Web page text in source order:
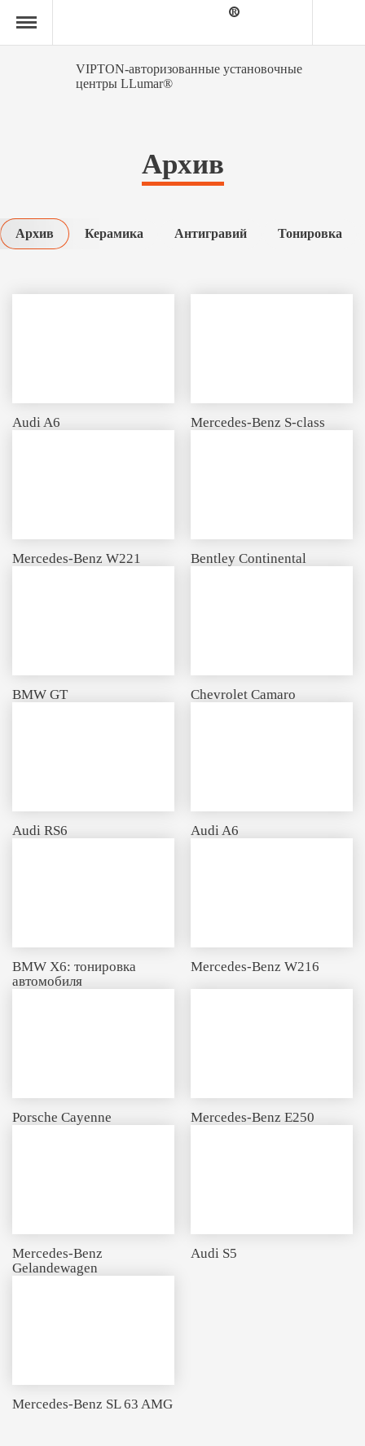
VIPTON-авторизованные установочные
центры LLumar®
страница
Архив
Керамика Антигравий Тонировка
Архив
Audi A6 Mercedes-Benz S-class
Mercedes-Benz W221 Bentley Continental
BMW GT Chevrolet Camaro
Audi RS6 Audi A6
BMW X6: тонировка
автомобиля
Mercedes-Benz W216
Porsche Cayenne Mercedes-Benz E250
Mercedes-Benz
Gelandewagen
Audi S5
Mercedes-Benz SL 63 AMG